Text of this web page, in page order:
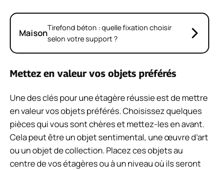
MaisonTirefond béton : quelle fixation choisir
selon votre support ?
Mettez en valeur vos objets préférés
Une des clés pour une étagère réussie est de mettre
en valeur vos objets préférés. Choisissez quelques
pièces qui vous sont chères et mettez-les en avant.
Cela peut être un objet sentimental, une œuvre d’art
ou un objet de collection. Placez ces objets au
centre de vos étagères ou à un niveau où ils seront